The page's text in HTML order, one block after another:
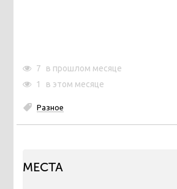
7
в прошлом месяце
1
в этом месяце
Разное
МЕСТА